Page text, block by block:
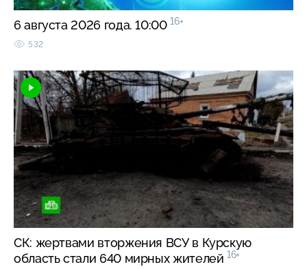
6 августа 2026 года. 10:00 16+
532
СК: жертвами вторжения ВСУ в Курскую
область стали 640 мирных жителей 16+